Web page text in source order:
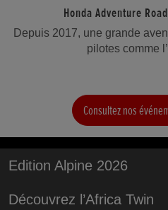
Honda Adventure
Depuis 2017, une grande
pilotes comme
Consultez nos
Edition Alpine 2026
Découvrez l’Africa Twin